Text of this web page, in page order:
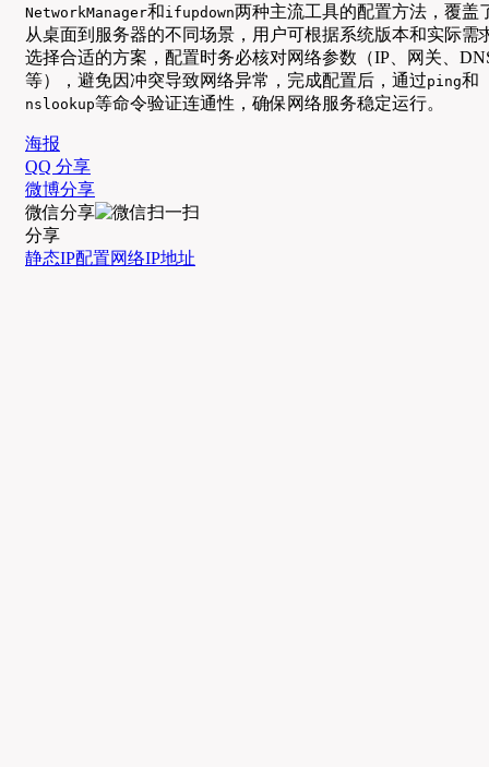
NetworkManager和ifupdown两种主流工具的配置方法，覆盖
从桌面到服务器的不同场景，用户可根据系统版本和实际需
选择合适的方案，配置时务必核对网络参数（IP、网关、
等），避免因冲突导致网络异常，完成配置后，通过ping和
nslookup等命令验证连通性，确保网络服务稳定运行。
海报
QQ 分享
微博分享
微信分享
分享
静态IP配置网络IP地址